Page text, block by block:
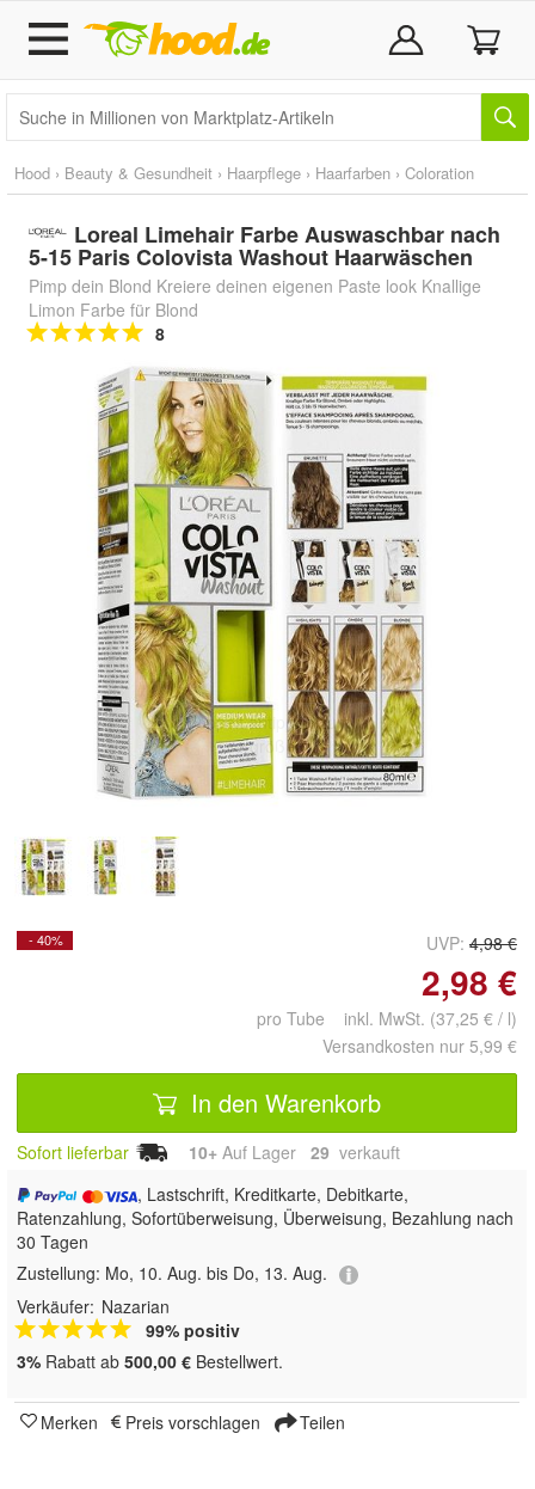
Hood › Beauty & Gesundheit › Haarpflege › Haarfarben › Coloration
Loreal Limehair Farbe Auswaschbar nach
5-15 Paris Colovista Washout Haarwäschen
Pimp dein Blond Kreiere deinen eigenen Paste look Knallige
Limon Farbe für Blond
8
Doppelt antippen zum
vergrößern
- 40% UVP: 4,98 €
2,98 €
pro Tube inkl. MwSt. (37,25 € / l)
Versandkosten nur 5,99 €
In den Warenkorb
Sofort lieferbar 10+ Auf Lager 29 verkauft
, Lastschrift, Kreditkarte, Debitkarte,
Ratenzahlung, Sofortüberweisung, Überweisung, Bezahlung nach
30 Tagen
Zustellung: Mo, 10. Aug. bis Do, 13. Aug.
Verkäufer: Nazarian
99% positiv
3% Rabatt ab 500,00 € Bestellwert.
Merken Preis vorschlagen Teilen